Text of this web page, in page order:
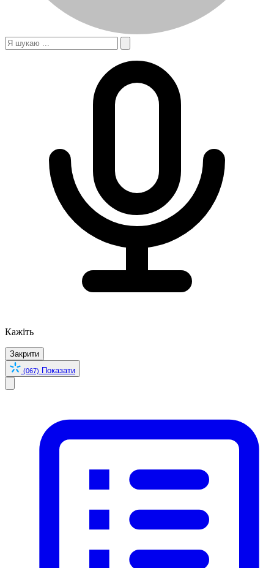
Кажіть
Закрити
(067) Показати